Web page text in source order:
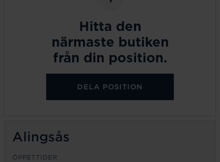
Hitta den
närmaste butiken
från din position.
DELA POSITION
Alingsås
ÖPPETTIDER